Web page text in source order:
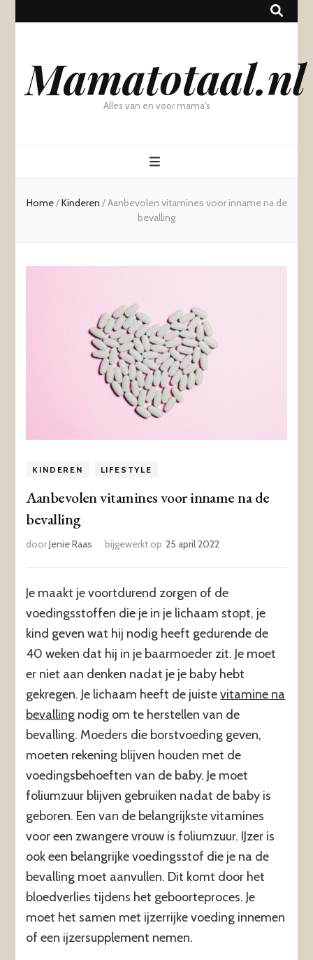
Mamatotaal.nl
Alles van en voor mama's
Home/Kinderen /Aanbevolen vitamines voor inname na de
bevalling
KINDEREN LIFESTYLE
Aanbevolen vitamines voor inname na de
bevalling
doorJenie Raas bijgewerkt op 25 april 2022
Je maakt je voortdurend zorgen of de
voedingsstoffen die je in je lichaam stopt, je
kind geven wat hij nodig heeft gedurende de
40 weken dat hij in je baarmoeder zit. Je moet
er niet aan denken nadat je je baby hebt
gekregen. Je lichaam heeft de juistevitamine na
bevalling nodig om te herstellen van de
bevalling. Moeders die borstvoeding geven,
moeten rekening blijven houden met de
voedingsbehoeften van de baby. Je moet
foliumzuur blijven gebruiken nadat de baby is
geboren. Een van de belangrijkste vitamines
voor een zwangere vrouw is foliumzuur. IJzer is
ook een belangrijke voedingsstof die je na de
bevalling moet aanvullen. Dit komt door het
bloedverlies tijdens het geboorteproces. Je
moet het samen met ijzerrijke voeding innemen
of een ijzersupplement nemen.